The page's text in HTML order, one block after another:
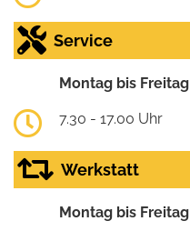
Service
Montag bis Freitag
7.30 - 17.00 Uhr
Werkstatt
Montag bis Freitag